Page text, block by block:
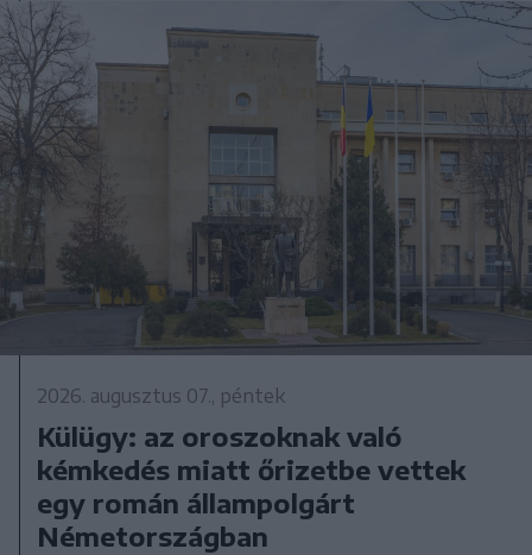
2026. augusztus 07., péntek
Külügy: az oroszoknak való
kémkedés miatt őrizetbe vettek
egy román állampolgárt
Németországban